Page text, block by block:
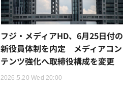
フジ・メディアHD、6月25日付の
新役員体制を内定 メディアコン
テンツ強化へ取締役構成を変更
2026.5.20 Wed 20:00